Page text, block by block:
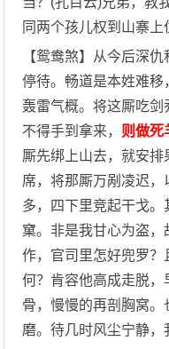
同两个孩儿权到山寨
【鸳鸯煞】从今后深
停待。畅道是本姓难移
轰雷气概。将这厮吃
不得手到拿来， 则做死
厮先绑上山去，就安
席，将那厮万剐凌迟
多，四下里竞起干戈
窠。非是我甘心为盗
作，官司里怎好兜罗？
何？肯容他高成走脱，
骨，慢慢的再剖胸窝
磨。待几时风尘宁静，